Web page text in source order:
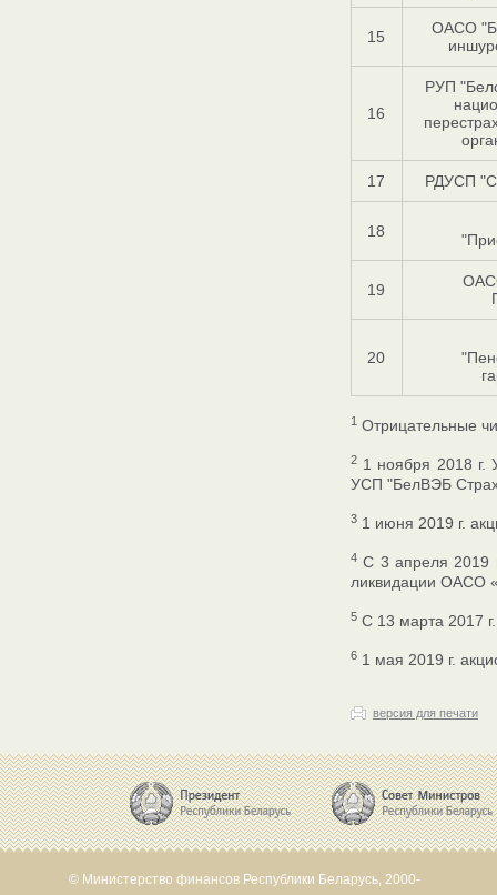
15
ОАСО
16
РУП
17 РДУСП
18
19
20
1 Отрицательные
2 1 ноября 2018 г.
УСП "БелВЭБ
3 1 июня 2019 г.
4 С 3 апреля 2019
ликвидации ОАСО
5 С 13 марта 2017
6 1 мая 2019 г.
версия для печати
© Министерство финансов Республики Беларусь, 2000-